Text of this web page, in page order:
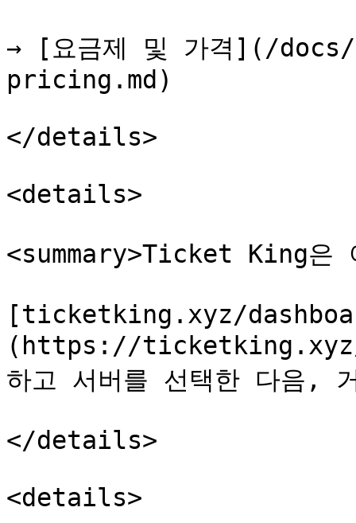
→ [요금제 및 가격](/
pricing.md)
</details>
<details>
<summary>Ticket King은
[ticketking.xyz/
(https://ticketking.xyz/
하고 서버를 선택한 다음,
</details>
<details>